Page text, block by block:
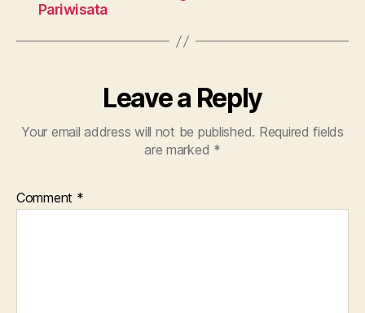
Pariwisata
Leave a Reply
Your email address will not be published. Required fields
are marked *
Comment *